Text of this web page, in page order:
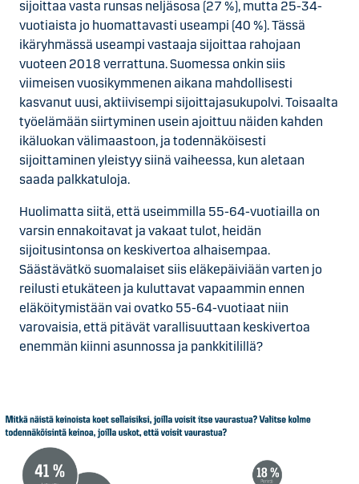
sijoittaa vasta runsas neljäsosa (27 %), mutta 25-34-
vuotiaista jo huomattavasti useampi (40 %). Tässä
ikäryhmässä useampi vastaaja sijoittaa rahojaan
vuoteen 2018 verrattuna. Suomessa onkin siis
viimeisen vuosikymmenen aikana mahdollisesti
kasvanut uusi, aktiivisempi sijoittajasukupolvi. Toisaalta
työelämään siirtyminen usein ajoittuu näiden kahden
ikäluokan välimaastoon, ja todennäköisesti
sijoittaminen yleistyy siinä vaiheessa, kun aletaan
saada palkkatuloja.
Huolimatta siitä, että useimmilla 55-64-vuotiailla on
varsin ennakoitavat ja vakaat tulot, heidän
sijoitusintonsa on keskivertoa alhaisempaa.
Säästävätkö suomalaiset siis eläkepäiviään varten jo
reilusti etukäteen ja kuluttavat vapaammin ennen
eläköitymistään vai ovatko 55-64-vuotiaat niin
varovaisia, että pitävät varallisuuttaan keskivertoa
enemmän kiinni asunnossa ja pankkitilillä?